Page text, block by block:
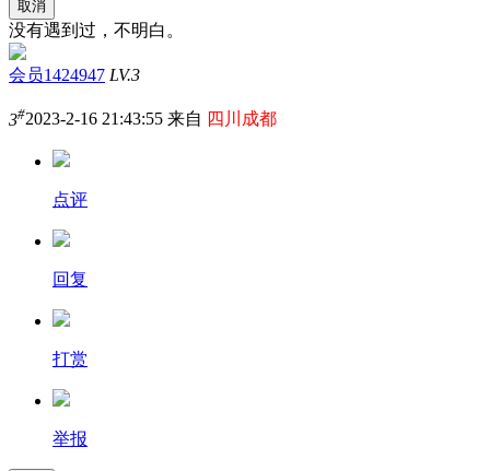
取消
没有遇到过，不明白。
会员1424947 LV.3
3#2023-2-16 21:43:55 来自 四川成都
点评
回复
打赏
举报